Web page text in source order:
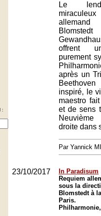
:
Le
offrent
purement
après un
inspiré, le
maestro
et de sens
droite dans
Par Yannick
23/10/2017
In Paradisum
Requiem
sous la
Blomstedt à
Paris.